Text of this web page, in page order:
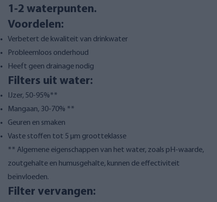
1-2 waterpunten.
Voordelen:
Verbetert de kwaliteit van drinkwater
Probleemloos onderhoud
Heeft geen drainage nodig
Filters uit water:
IJzer, 50-95%**
Mangaan, 30-70% **
Geuren en smaken
Vaste stoffen tot 5 µm grootteklasse
** Algemene eigenschappen van het water, zoals pH-waarde,
zoutgehalte en humusgehalte, kunnen de effectiviteit
beïnvloeden.
Filter vervangen: